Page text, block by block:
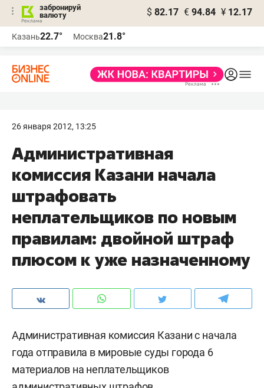
забронируй
валюту
$ 82.17 € 94.84 ¥ 12.17
Казань22.7° Москва21.8°
26 января 2012, 13:25
Административная
комиссия Казани начала
штрафовать
неплательщиков по новым
правилам: двойной штраф
плюсом к уже назначенному
Административная комиссия Казани с начала
года отправила в мировые суды города 6
материалов на неплательщиков